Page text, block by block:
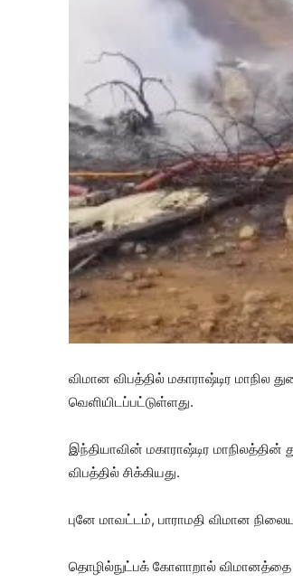
விமான விபத்தில் மகாராஷ்டிர மாநில
வெளியிடப்பட்டுள்ளது.
இந்தியாவின் மகாராஷ்டிர
விபத்தில் சிக்கியது.
புனே மாவட்டம், பாராமதி விமான
தொழில்நுட்பக் கோளாறால் விமானத்தை